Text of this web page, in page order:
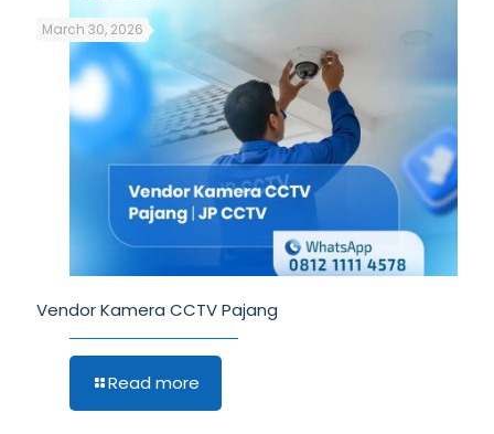
March 30, 2026
Vendor Kamera CCTV Pajang
Read more